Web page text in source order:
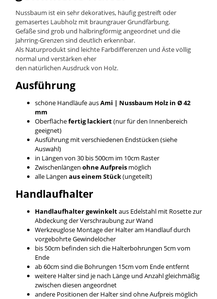
Nussbaum ist ein sehr dekoratives, häufig gestreift oder
gemasertes Laubholz mit braungrauer Grundfärbung.
Gefäße sind grob und halbringförmig angeordnet und die
Jahrring-Grenzen sind deutlich erkennbar.
Als Naturprodukt sind leichte Farbdifferenzen und Äste völlig
normal und verstärken eher
den natürlichen Ausdruck von Holz.
Ausführung
schöne Handläufe ausAmi | Nussbaum Holz in Ø 42
mm
Oberflächefertig lackiert(nur für den Innenbereich
geeignet)
Ausführung mit verschiedenen Endstücken (siehe
Auswahl)
in Längen von 30 bis 500cm im 10cm Raster
Zwischenlängen ohne Aufpreis möglich
alle Längen aus einem Stück(ungeteilt)
Handlaufhalter
Handlaufhalter gewinkeltaus Edelstahl mit Rosette zur
Abdeckung der Verschraubung zur Wand
Werkzeuglose Montage der Halter am Handlauf durch
vorgebohrte Gewindelöcher
bis 50cm befinden sich die Halterbohrungen 5cm vom
Ende
ab 60cm sind die Bohrungen 15cm vom Ende entfernt
weitere Halter sind je nach Länge und Anzahl gleichmäßig
zwischen diesen angeordnet
andere Positionen der Halter sind ohne Aufpreis möglich